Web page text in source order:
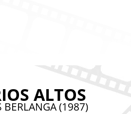
ALTOS
BERLANGA (1987)